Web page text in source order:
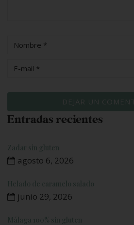
Entradas recientes
Zadar sin gluten
agosto 6, 2026
Helado de caramelo salado
junio 29, 2026
Málaga 100% sin gluten